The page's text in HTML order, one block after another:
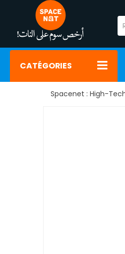
CATÉGORIES
Spacenet : High-